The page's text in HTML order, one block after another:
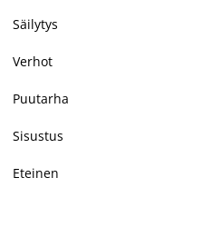
Säilytys
Verhot
Puutarha
Sisustus
Eteinen